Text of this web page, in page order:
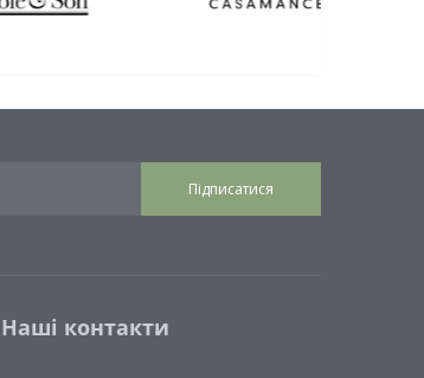
Підписатися
Наші контакти